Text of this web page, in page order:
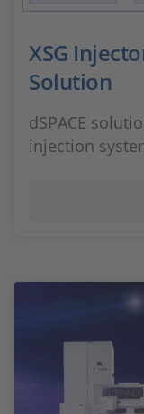
XSG
Solution
dSPACE
injection